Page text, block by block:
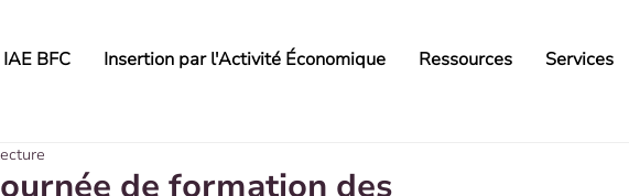
BFC Insertion par l'Activité Économique Ressources Services
de formation des